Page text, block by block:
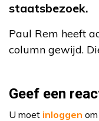
staatsbezoek.
Paul Rem heeft
column gewijd.
Geef een
U moet inloggen